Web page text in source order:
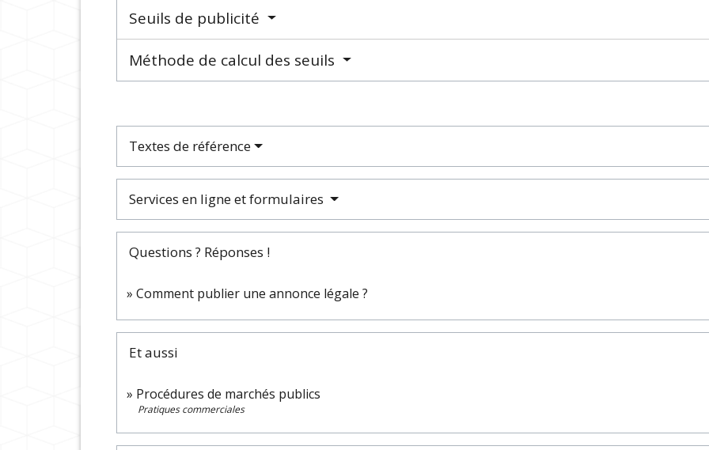
Seuils de publicité
Méthode de calcul des seuils
Textes de référence
Services en ligne et formulaires
Questions ? Réponses !
Comment publier une annonce légale ?
Et aussi
Procédures de marchés publics
Pratiques commerciales